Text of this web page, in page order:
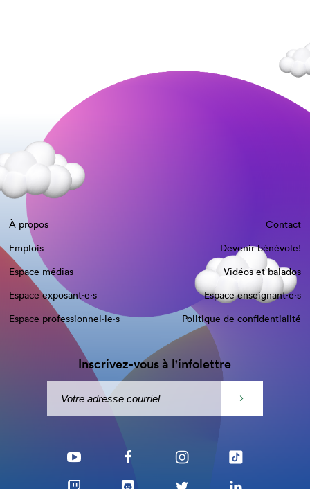
À propos
Contact
Emplois
Devenir bénévole!
Espace médias
Vidéos et balados
Espace exposant·e⋅s
Espace enseignant·e⋅s
Espace professionnel·le⋅s
Politique de confidentialité
Inscrivez-vous à l'infolettre